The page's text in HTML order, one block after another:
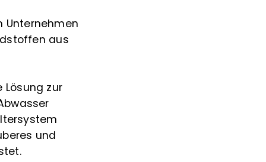
Unternehmen
aus
zur
und